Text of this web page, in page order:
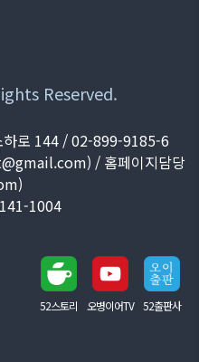
Reserved.
하로 144 / 02-899-9185-6
) / 홈페이지담당
)
1004
52스토리 오병이어TV 52출판사